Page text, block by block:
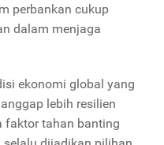
perbankan cukup
dalam menjaga
ekonomi global yang
lebih resilien
faktor tahan banting